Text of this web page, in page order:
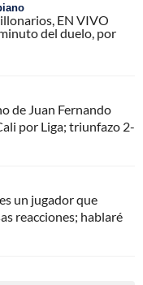
EN VIVO
del duelo, por
de Juan Fernando
por Liga; triunfazo 2-
un jugador que
reacciones; hablaré